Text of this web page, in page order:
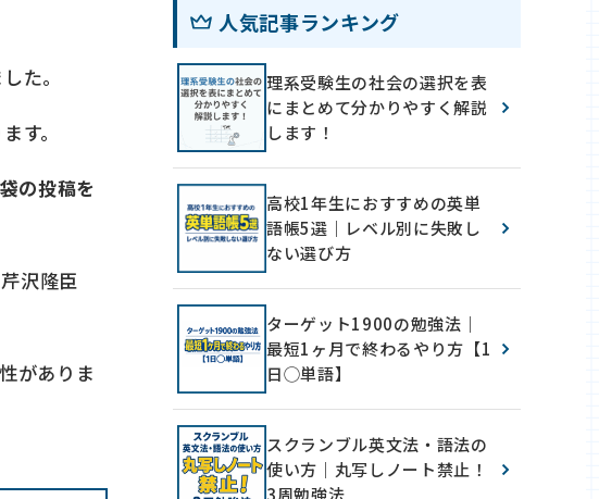
た。
す。
の投稿を
沢隆臣
がありま
人気記事ランキング
理系受験生の社会の選択を表
にまとめて分かりやすく解説
します！
高校1年生におすすめの英単
語帳5選｜レベル別に失敗し
ない選び方
ターゲット1900の勉強法｜
最短1ヶ月で終わるやり方【1
日◯単語】
スクランブル英文法・語法の
使い方｜丸写しノート禁止！
3周勉強法